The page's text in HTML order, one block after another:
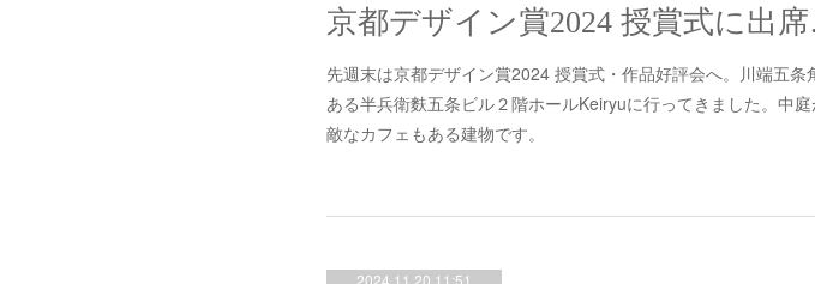
京
先週末は京都デザイン賞2024 授賞式・作品好評会へ。川端五条
ある半兵衛麩五条ビル２階ホールKeiryuに行ってきました。中
敵なカフェもある建物です。
2024.11.20 11:51